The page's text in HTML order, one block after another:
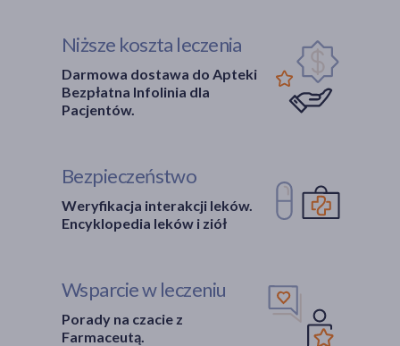
Niższe koszta leczenia
Darmowa dostawa do Apteki
Bezpłatna Infolinia dla
Pacjentów.
Bezpieczeństwo
Weryfikacja interakcji leków.
Encyklopedia leków i ziół
Wsparcie w leczeniu
Porady na czacie z
Farmaceutą.